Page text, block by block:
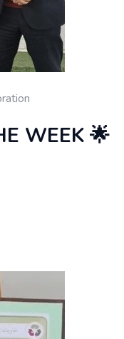
WEEK 🌟